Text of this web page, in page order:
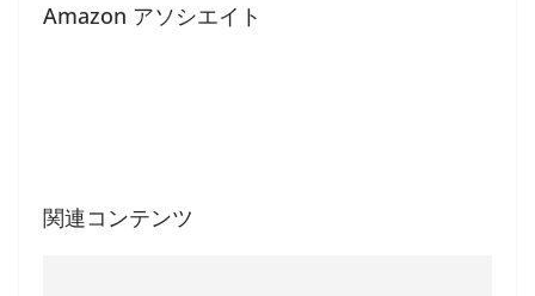
Amazon アソシエイト
関連コンテンツ